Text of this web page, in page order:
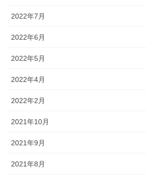
2022年7月
2022年6月
2022年5月
2022年4月
2022年2月
2021年10月
2021年9月
2021年8月